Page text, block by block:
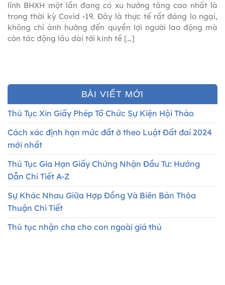
lĩnh BHXH một lần đang có xu hướng tăng cao nhất là
trong thời kỳ Covid -19. Đây là thực tế rất đáng lo ngại,
không chỉ ảnh hưởng đến quyền lợi người lao động mà
còn tác động lâu dài tới kinh tế […]
BÀI VIẾT MỚI
Thủ Tục Xin Giấy Phép Tổ Chức Sự Kiện Hội Thảo
Cách xác định hạn mức đất ở theo Luật Đất đai 2024
mới nhất
Thủ Tục Gia Hạn Giấy Chứng Nhận Đầu Tư: Hướng
Dẫn Chi Tiết A-Z
Sự Khác Nhau Giữa Hợp Đồng Và Biên Bản Thỏa
Thuận Chi Tiết
Thủ tục nhận cha cho con ngoài giá thú